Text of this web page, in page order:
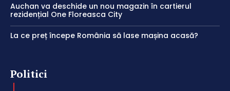
Auchan va deschide un nou magazin în cartierul
rezidențial One Floreasca City
La ce preț începe România să lase mașina acasă?
Politici